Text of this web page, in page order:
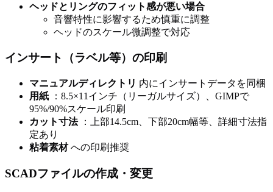
ヘッドとリングのフィット感が悪い場合
音響特性に影響するため慎重に調整
ヘッドのスケール微調整で対応
インサート（ラベル等）の印刷
マニュアルディレクトリ 内にインサートデータを同梱
用紙 ：8.5×11インチ（リーガルサイズ）、GIMPで
95%/90%スケール印刷
カット寸法：上部14.5cm、下部20cm幅等、詳細寸法指
定あり
粘着素材への印刷推奨
SCADファイルの作成・変更